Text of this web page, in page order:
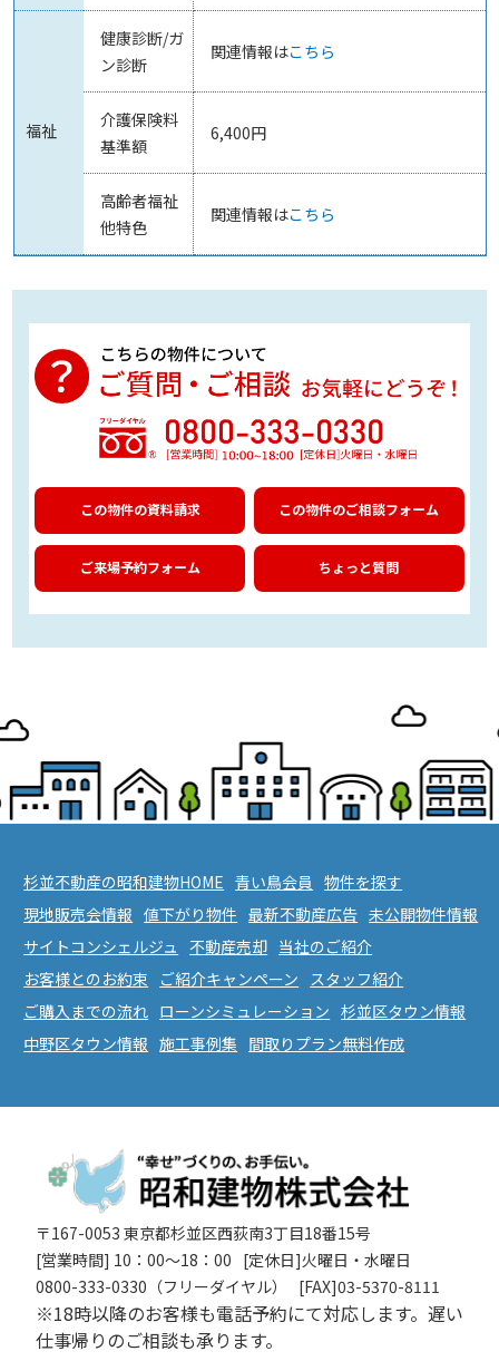
福祉
健康診断/ガ
ン診断
関連情報はこちら
介護保険料
基準額
6,400円
高齢者福祉
他特色
関連情報はこちら
この物件の資料請求 この物件のご相談フォーム
ご来場予約フォーム ちょっと質問
杉並不動産の昭和建物HOME 青い鳥会員
物件を探す
現地販売会情報 値下がり物件 最新不動産広告 未公開物件情報
サイトコンシェルジュ
不動産売却 当社のご紹介
お客様とのお約束
ご紹介キャンペーン
スタッフ紹介
ご購入までの流れ ローンシミュレーション 杉並区タウン情報
中野区タウン情報 施工事例集 間取りプラン無料作成
〒167-0053 東京都杉並区西荻南3丁目18番15号
[営業時間] 10：00〜18：00 [定休日]火曜日・水曜日
0800-333-0330（フリーダイヤル）
[FAX]03-5370-8111
※18時以降のお客様も電話予約にて対応します。遅い
仕事帰りのご相談も承ります。